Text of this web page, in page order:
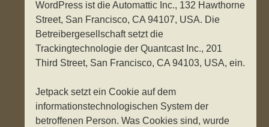
WordPress ist die Automattic Inc., 132 Hawthorne
Street, San Francisco, CA 94107, USA. Die
Betreibergesellschaft setzt die
Trackingtechnologie der Quantcast Inc., 201
Third Street, San Francisco, CA 94103, USA, ein.
Jetpack setzt ein Cookie auf dem
informationstechnologischen System der
betroffenen Person. Was Cookies sind, wurde